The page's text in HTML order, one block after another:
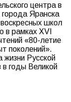
центра в
Яранска
школ
в рамках XVI
«80-летие
поколений».
жизни Русской
в годы Великой